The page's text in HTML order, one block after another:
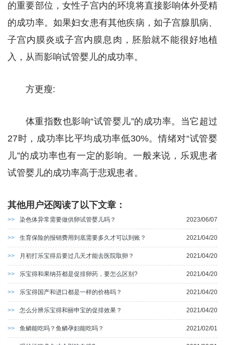
的重要部位，女性子宫内的环境将直接影响体外受精
的成功率。如果妇女患有其他疾病，如子宫腺肌病、
子宫内膜炎或子宫内膜息肉，胚胎就不能很好地植
入，从而影响试管婴儿的成功率。
方更瘦:
体重指数也影响“试管婴儿”的成功率。当它超过
27时，成功率比平均成功率低30%。情绪对“试管婴
儿”的成功率也有一定的影响。一般来说，乐观患者
试管婴儿的成功率高于悲观患者。
其他用户还阅读了以下文章：
>> 染色体异常需要做供卵试管婴儿吗？ 2023/06/07
>> 生育保险的报销费用到底需要多久才可以到账？ 2021/04/20
>> 月初打乐宝得后要过几天才能去医院取卵？ 2021/04/20
>> 乐宝得和果纳芬都是促排卵药，要怎么区别? 2021/04/20
>> 乐宝得国产和进口都是一样的价格吗？ 2021/04/20
>> 怎么分辨乐宝得和丽申宝的促排效果？ 2021/04/20
>> 鱼鳞能吃吗？鱼鳞孕妇能吃吗？ 2021/02/01